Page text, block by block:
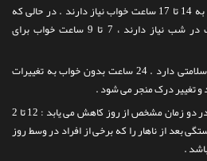
2. نوزادان تازه متولد شده روزانه به 14 تا 17 ساعت خواب نیاز دارند . در حالی که
نوجوانان به حدود 8 تا 10 ساعت در شب نیاز دارند ، 7 تا 9 ساعت خواب برای
3. کم خوابی تأثیر منفی زیادی بر سلامتی دارد . 24 ساعت بدون خواب به تغییرات
تغییر درک منجر می شود .
4. سطح انرژی بدن به طور طبیعی در دو زمان مشخص از روز کاهش می یابد : 12 تا 2
از ظهر . خستگی بعد از ناهار را که برخی از افراد در وسط روز
.